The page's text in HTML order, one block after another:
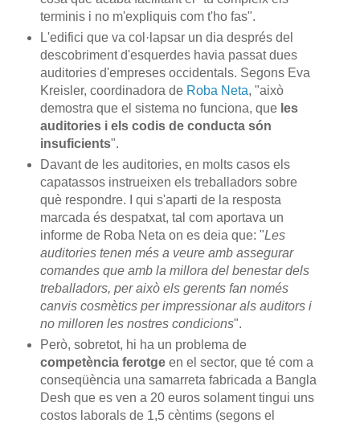
terminis i no m'expliquis com t'ho fas".
L'edifici que va col·lapsar un dia després del
descobriment d'esquerdes havia passat dues
auditories d'empreses occidentals. Segons Eva
Kreisler, coordinadora de Roba Neta, "això
demostra que el sistema no funciona, que les
auditories i els codis de conducta són
insuficients".
Davant de les auditories, en molts casos els
capatassos instrueixen els treballadors sobre
què respondre. I qui s'aparti de la resposta
marcada és despatxat, tal com aportava un
informe de Roba Neta on es deia que: "Les
auditories tenen més a veure amb assegurar
comandes que amb la millora del benestar dels
treballadors, per això els gerents fan només
canvis cosmètics per impressionar als auditors i
no milloren les nostres condicions".
Però, sobretot, hi ha un problema de
competència ferotge en el sector, que té com a
conseqüència una samarreta fabricada a Bangla
Desh que es ven a 20 euros solament tingui uns
costos laborals de 1,5 cèntims (segons el